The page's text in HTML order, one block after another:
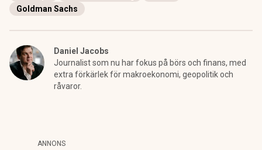
Goldman Sachs
Daniel Jacobs
Journalist som nu har fokus på börs och finans, med
extra förkärlek för makroekonomi, geopolitik och
råvaror.
ANNONS